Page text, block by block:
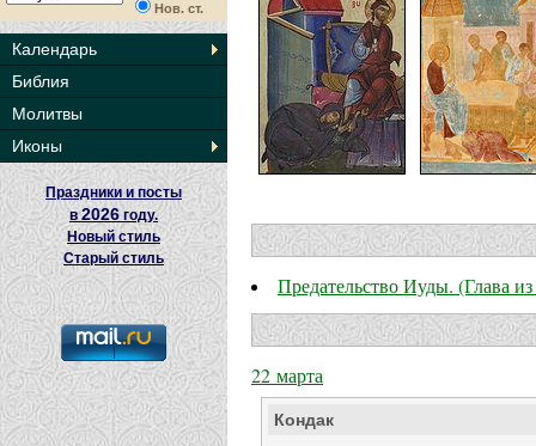
Нов. ст.
Календарь
Библия
Молитвы
Иконы
Праздники и посты
в2026 году.
Новый стиль
Старый стиль
Предательство Иуды. (Глава
22 марта
Кондак